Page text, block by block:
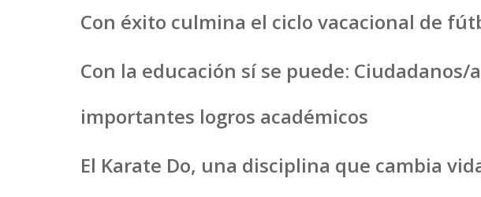
Con éxito culmina el ciclo vacacional de
Con la educación sí se puede:
importantes logros académicos
El Karate Do, una disciplina que cambia